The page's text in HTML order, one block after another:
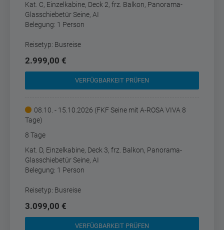
Kat. C, Einzelkabine, Deck 2, frz. Balkon, Panorama-
Glasschiebetür Seine, AI
Belegung: 1 Person
Reisetyp: Busreise
2.999,00 €
VERFÜGBARKEIT PRÜFEN
08.10. - 15.10.2026 (FKF Seine mit A-ROSA VIVA 8
Tage)
8 Tage
Kat. D, Einzelkabine, Deck 3, frz. Balkon, Panorama-
Glasschiebetür Seine, AI
Belegung: 1 Person
Reisetyp: Busreise
3.099,00 €
VERFÜGBARKEIT PRÜFEN